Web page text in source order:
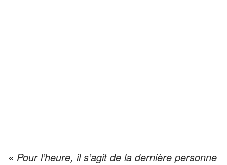
« Pour l’heure, il s’agit de la dernière personne